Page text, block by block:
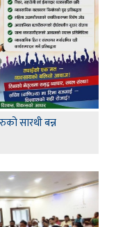
सारथी बन्न